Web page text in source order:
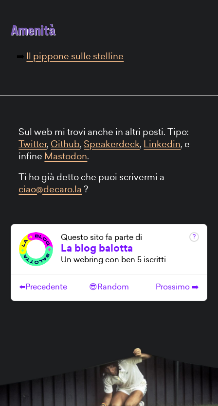
Amenità
Il pippone sulle stelline
Sul web mi trovi anche in altri posti. Tipo:
Twitter, Github, Speakerdeck, Linkedin, e
infine Mastodon.
Ti ho già detto che puoi scrivermi a
ciao@decaro.la ?